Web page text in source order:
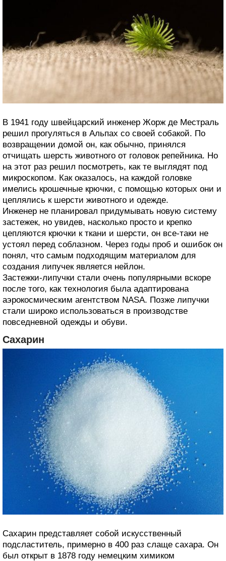
В 1941 году швейцарский инженер Жорж де Местраль
решил прогуляться в Альпах со своей собакой. По
возвращении домой он, как обычно, принялся
отчищать шерсть животного от головок репейника. Но
на этот раз решил посмотреть, как те выглядят под
микроскопом. Как оказалось, на каждой головке
имелись крошечные крючки, с помощью которых они и
цеплялись к шерсти животного и одежде.
Инженер не планировал придумывать новую систему
застежек, но увидев, насколько просто и крепко
цепляются крючки к ткани и шерсти, он все-таки не
устоял перед соблазном. Через годы проб и ошибок он
понял, что самым подходящим материалом для
создания липучек является нейлон.
Застежки-липучки стали очень популярными вскоре
после того, как технология была адаптирована
аэрокосмическим агентством NASA. Позже липучки
стали широко использоваться в производстве
повседневной одежды и обуви.
Сахарин
Сахарин представляет собой искусственный
подсластитель, примерно в 400 раз слаще сахара. Он
был открыт в 1878 году немецким химиком